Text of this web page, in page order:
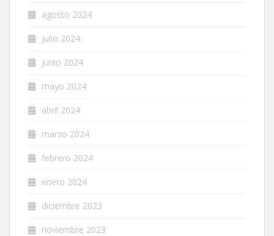
agosto 2024
julio 2024
junio 2024
mayo 2024
abril 2024
marzo 2024
febrero 2024
enero 2024
diciembre 2023
noviembre 2023